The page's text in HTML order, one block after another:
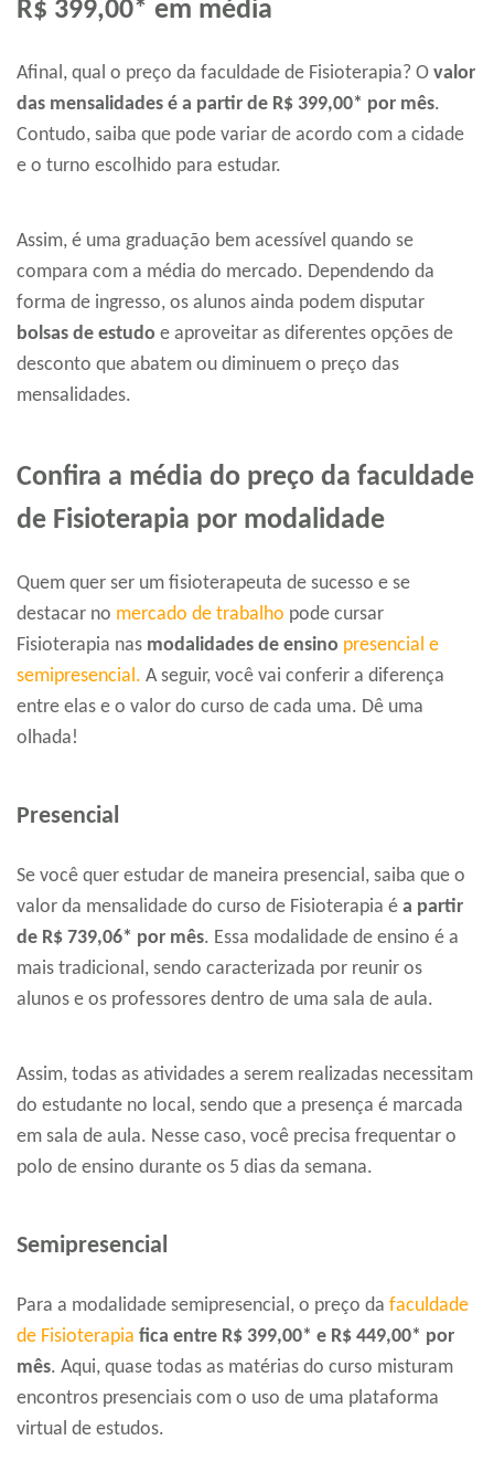
R$ 399,00* em média
Afinal, qual o preço da faculdade de Fisioterapia? O valor
das mensalidades é a partir de R$ 399,00* por mês.
Contudo, saiba que pode variar de acordo com a cidade
e o turno escolhido para estudar.
Assim, é uma graduação bem acessível quando se
compara com a média do mercado. Dependendo da
forma de ingresso, os alunos ainda podem disputar
bolsas de estudo e aproveitar as diferentes opções de
desconto que abatem ou diminuem o preço das
mensalidades.
Confira a média do preço da faculdade
de Fisioterapia por modalidade
Quem quer ser um fisioterapeuta de sucesso e se
destacar no mercado de trabalho pode cursar
Fisioterapia nas modalidades de ensino presencial e
semipresencial. A seguir, você vai conferir a diferença
entre elas e o valor do curso de cada uma. Dê uma
olhada!
Presencial
Se você quer estudar de maneira presencial, saiba que o
valor da mensalidade do curso de Fisioterapia é a partir
de R$ 739,06* por mês. Essa modalidade de ensino é a
mais tradicional, sendo caracterizada por reunir os
alunos e os professores dentro de uma sala de aula.
Assim, todas as atividades a serem realizadas necessitam
do estudante no local, sendo que a presença é marcada
em sala de aula. Nesse caso, você precisa frequentar o
polo de ensino durante os 5 dias da semana.
Semipresencial
Para a modalidade semipresencial, o preço da faculdade
de Fisioterapia fica entre R$ 399,00* e R$ 449,00* por
mês. Aqui, quase todas as matérias do curso misturam
encontros presenciais com o uso de uma plataforma
virtual de estudos.